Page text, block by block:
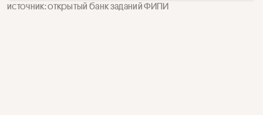
источник: открытый банк заданий ФИПИ